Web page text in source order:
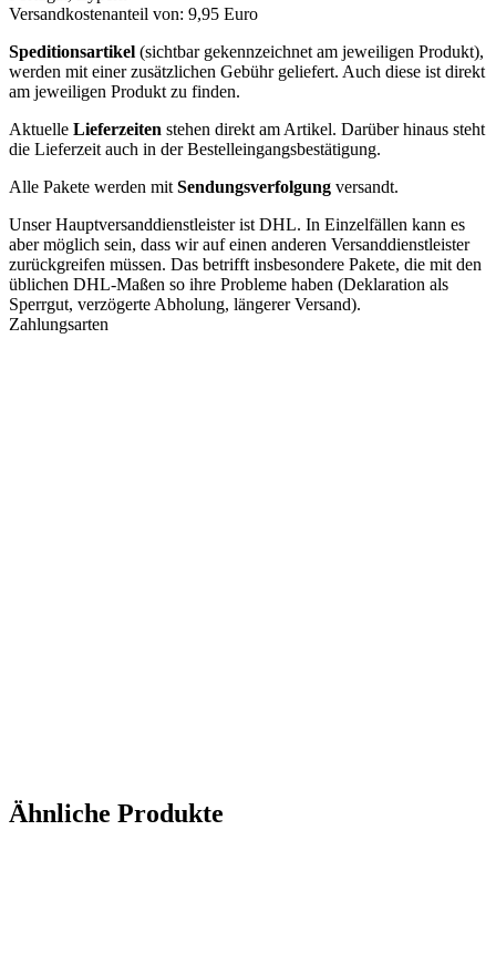
Versandkostenanteil von: 9,95 Euro
Speditionsartikel (sichtbar gekennzeichnet am jeweiligen Produkt),
werden mit einer zusätzlichen Gebühr geliefert. Auch diese ist direkt
am jeweiligen Produkt zu finden.
Aktuelle Lieferzeiten stehen direkt am Artikel. Darüber hinaus steht
die Lieferzeit auch in der Bestelleingangsbestätigung.
Alle Pakete werden mit Sendungsverfolgung versandt.
Unser Hauptversanddienstleister ist DHL. In Einzelfällen kann es
aber möglich sein, dass wir auf einen anderen Versanddienstleister
zurückgreifen müssen. Das betrifft insbesondere Pakete, die mit den
üblichen DHL-Maßen so ihre Probleme haben (Deklaration als
Sperrgut, verzögerte Abholung, längerer Versand).
Zahlungsarten
Ähnliche Produkte